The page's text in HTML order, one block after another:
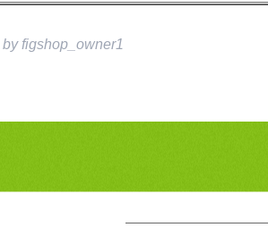
by figshop_owner1